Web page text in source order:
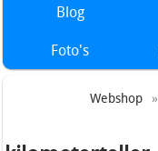
Blog
Foto's
Webshop »